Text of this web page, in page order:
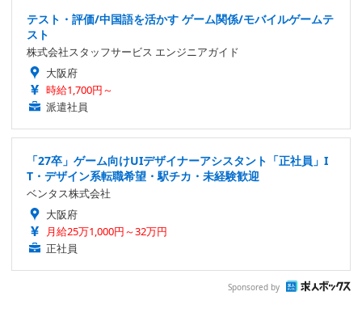
テスト・評価/中国語を活かす ゲーム関係/モバイルゲームテ
スト
株式会社スタッフサービス エンジニアガイド
大阪府
時給1,700円～
派遣社員
「27卒」ゲーム向けUIデザイナーアシスタント「正社員」I
T・デザイン系転職希望・駅チカ・未経験歓迎
ベンタス株式会社
大阪府
月給25万1,000円～32万円
正社員
Sponsored by